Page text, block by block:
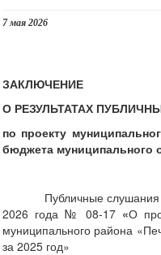
7 мая 2026
ЗАКЛЮЧЕНИЕ
О РЕЗУЛЬТАТАХ
по проекту
бюджета муниципального
Публичные
2026 года № 08-17 «О
муниципального района
за 2025 год»